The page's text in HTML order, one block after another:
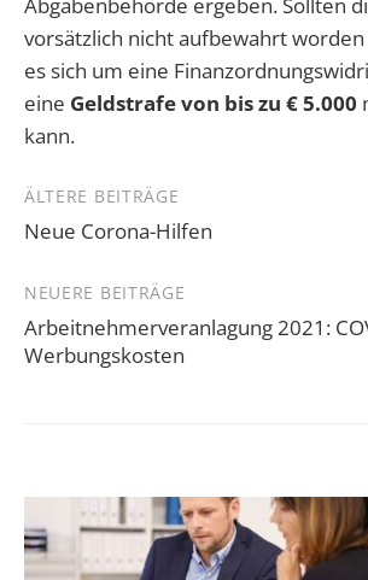
Abgabenbehörde ergeben. Sollten
vorsätzlich nicht aufbewahrt
es sich um eine
eine Geldstrafe von bis zu € 5.000
kann.
Beitragsnavigation
ÄLTERE BEITRÄGE
Neue Corona-Hilfen
NEUERE BEITRÄGE
Arbeitnehmerveranlagung 2021:
Werbungskosten